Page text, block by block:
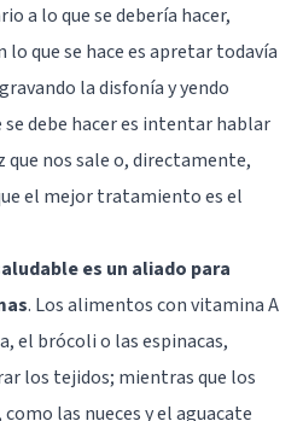
a lo que se debería hacer,
lo que se hace es apretar todavía
la disfonía y yendo
debe hacer es intentar hablar
nos sale o, directamente,
el mejor tratamiento es el
es un aliado para
. Los alimentos con vitamina A
el brócoli o las espinacas,
los tejidos; mientras que los
las nueces y el aguacate